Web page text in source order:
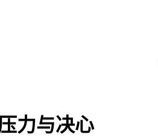
力与决心